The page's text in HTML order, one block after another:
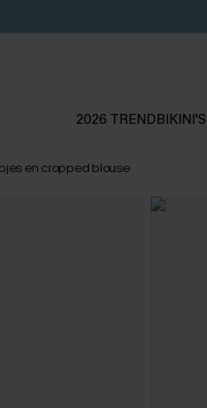
2026 TRENDBIKINI'S
en cropped blouse